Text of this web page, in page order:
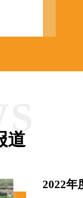
材供应到
道
2022年